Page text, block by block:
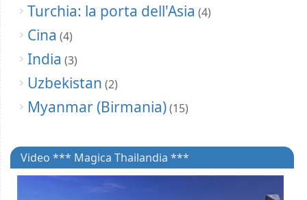
Turchia: la porta dell'Asia (4)
Cina (4)
India (3)
Uzbekistan (2)
Myanmar (Birmania)(15)
Video *** Magica Thailandia ***